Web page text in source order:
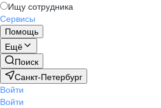
Ищу сотрудника
Сервисы
Помощь
Ещё
Поиск
Санкт-Петербург
Войти
Войти